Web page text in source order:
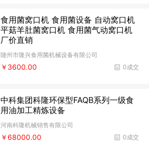
食用菌窝口机 食用菌设备 自动窝口机
平菇羊肚菌窝口机 食用菌气动窝口机
厂价直销
随州市隆兴食用菌机械设备有限公司
0成交
￥3600.00
中科集团科隆环保型FAQB系列一级食
用油加工精炼设备
河南科隆机械销售有限公司
0成交
￥68000.00